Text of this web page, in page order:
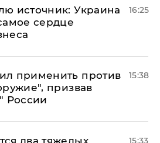
источник: Украина
сердце
16:25
применить против
призвав
России
15:38
два тяжелых 15:33